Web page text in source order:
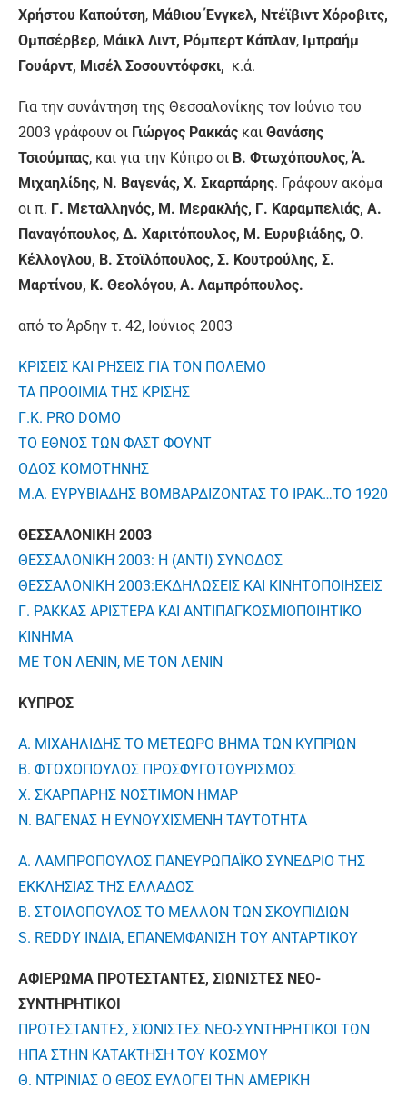
Χρή­στου Κα­πού­τση, Μά­θιου Έν­γκελ, Ντέ­ϊ­βι­ντ Χό­ρο­βιτ­ς,
Ομπσέρβερ, Μά­ικλ Λι­ντ, Ρό­μπερ­τ Κά­πλαν, Ι­μπρα­ήμ
Γουάρ­ντ, Μισέλ Σοσουντόφσκι, κ.ά.
Για την συνάντηση της Θεσσαλονίκης τον Ιούνιο του
2003 γράφουν οι Γιώργος Ρακκάς και Θανάσης
Τσιούμπας, και για την Κύπρο οι Β. Φτωχόπουλος, Ά.
Μιχαηλίδης, Ν. Βαγενάς, Χ. Σκαρπάρης. Γράφουν ακόμα
οι π. Γ. Μεταλληνός, Μ. Μερακλής, Γ. Καραμπελιάς, Α.
Παναγόπουλος, Δ. Χαριτόπουλος, Μ. Ευρυβιάδης, Ο.
Κέλλογλου, Β. Στοϊλόπουλος, Σ. Κουτρούλης, Σ.
Μαρτίνου, Κ. Θεολόγου, Α. Λαμπρόπουλος.
από το Άρδην τ. 42, Ιούνιος 2003
ΚΡΙΣΕΙΣ ΚΑΙ ΡΗΣΕΙΣ ΓΙΑ ΤΟΝ ΠΟΛΕΜΟ
ΤΑ ΠΡΟΟΙΜΙΑ ΤΗΣ ΚΡΙΣΗΣ
Γ.Κ. PRO DOMO
ΤΟ ΕΘΝΟΣ ΤΩΝ ΦΑΣΤ ΦΟΥΝΤ
ΟΔΟΣ ΚΟΜΟΤΗΝΗΣ
Μ.Α. ΕΥΡΥΒΙΑΔΗΣ ΒΟΜΒΑΡΔΙΖΟΝΤΑΣ ΤΟ ΙΡΑΚ…ΤΟ 1920
ΘΕΣΣΑΛΟΝΙΚΗ 2003
ΘΕΣΣΑΛΟΝΙΚΗ 2003: Η (ΑΝΤΙ) ΣΥΝΟΔΟΣ
ΘΕΣΣΑΛΟΝΙΚΗ 2003:ΕΚΔΗΛΩΣΕΙΣ ΚΑΙ ΚΙΝΗΤΟΠΟΙΗΣΕΙΣ
Γ. ΡΑΚΚΑΣ ΑΡΙΣΤΕΡΑ ΚΑΙ ΑΝΤΙΠΑΓΚΟΣΜΙΟΠΟΙΗΤΙΚΟ
ΚΙΝΗΜΑ
ΜΕ ΤΟΝ ΛΕΝΙΝ, ΜΕ ΤΟΝ ΛΕΝΙΝ
ΚΥΠΡΟΣ
Α. ΜΙΧΑΗΛΙΔΗΣ ΤΟ ΜΕΤΕΩΡΟ ΒΗΜΑ ΤΩΝ ΚΥΠΡΙΩΝ
Β. ΦΤΩΧΟΠΟΥΛΟΣ ΠΡΟΣΦΥΓΟΤΟΥΡΙΣΜΟΣ
Χ. ΣΚΑΡΠΑΡΗΣ ΝΟΣΤΙΜΟΝ ΗΜΑΡ
Ν. ΒΑΓΕΝΑΣ Η ΕΥΝΟΥΧΙΣΜΕΝΗ ΤΑΥΤΟΤΗΤΑ
Α. ΛΑΜΠΡΟΠΟΥΛΟΣ ΠΑΝΕΥΡΩΠΑΪΚΟ ΣΥΝΕΔΡΙΟ ΤΗΣ
ΕΚΚΛΗΣΙΑΣ ΤΗΣ ΕΛΛΑΔΟΣ
Β. ΣΤΟΙΛΟΠΟΥΛΟΣ ΤΟ ΜΕΛΛΟΝ ΤΩΝ ΣΚΟΥΠΙΔΙΩΝ
S. REDDY ΙΝΔΙΑ, ΕΠΑΝΕΜΦΑΝΙΣΗ ΤΟΥ ΑΝΤΑΡΤΙΚΟΥ
ΑΦΙΕΡΩΜΑ ΠΡΟΤΕΣΤΑΝΤΕΣ, ΣΙΩΝΙΣΤΕΣ ΝΕΟ-
ΣΥΝΤΗΡΗΤΙΚΟΙ
ΠΡΟΤΕΣΤΑΝΤΕΣ, ΣΙΩΝΙΣΤΕΣ ΝΕΟ-ΣΥΝΤΗΡΗΤΙΚΟΙ ΤΩΝ
ΗΠΑ ΣΤΗΝ ΚΑΤΑΚΤΗΣΗ ΤΟΥ ΚΟΣΜΟΥ
Θ. ΝΤΡΙΝΙΑΣ Ο ΘΕΟΣ ΕΥΛΟΓΕΙ ΤΗΝ ΑΜΕΡΙΚΗ